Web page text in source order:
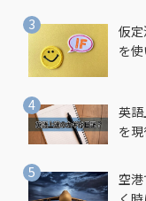
仮
を使
英
を
空